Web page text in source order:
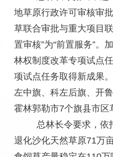
地草原行政许可审核审
草联合审批与重大项目
置审核”为“前置服务”。
林权制度改革专项试点
项试点任务取得新成果
左中旗、科左后旗、开
霍林郭勒市7个旗县市区
总林长令要求，依
退化沙化天然草原71万